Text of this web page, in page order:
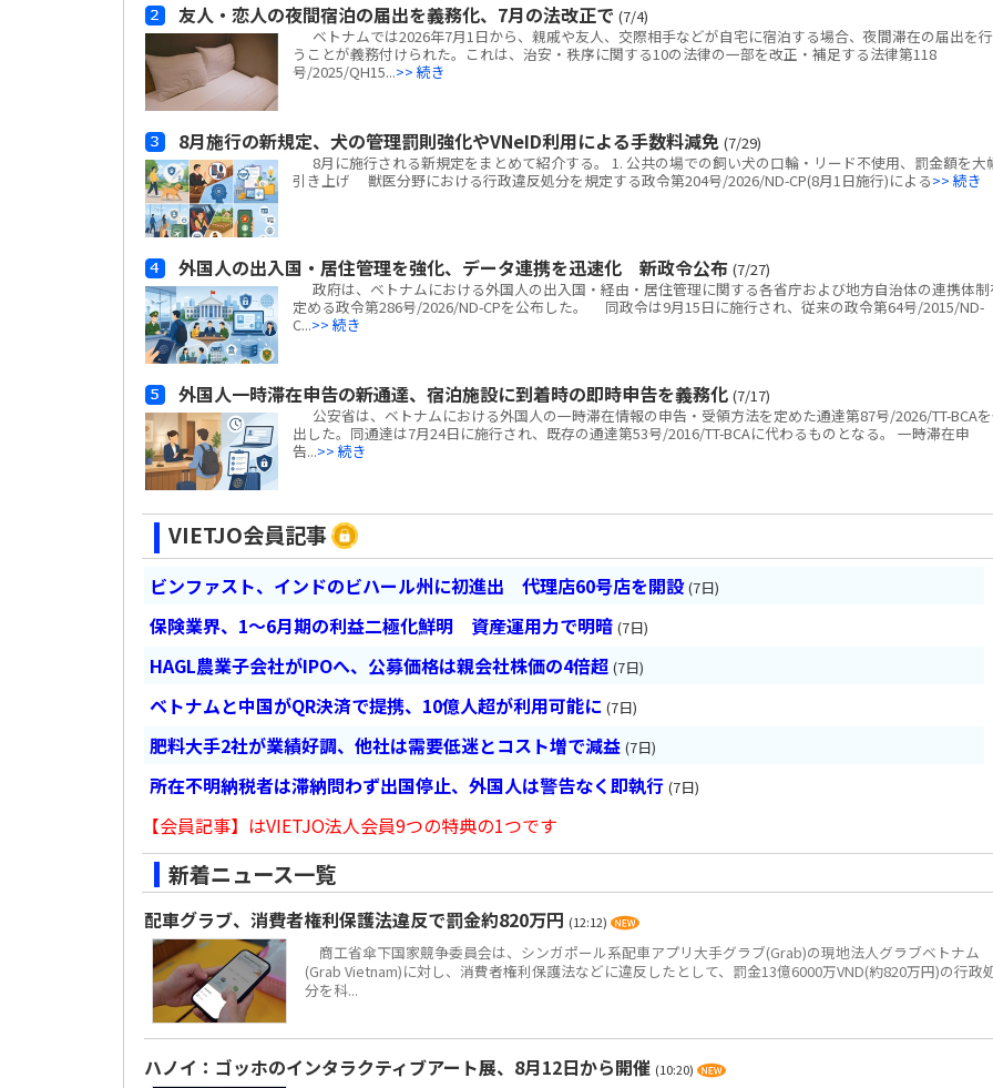
友人・恋人の夜間宿泊の届出を義務化、7月の法改正で (7/4)
ベトナムでは2026年7月1日から、親戚や友人、交際相手などが自宅に宿泊する場合、夜間滞在の届出を行
うことが義務付けられた。これは、治安・秩序に関する10の法律の一部を改正・補足する法律第118
号/2025/QH15...>> 続き
8月施行の新規定、犬の管理罰則強化やVNeID利用による手数料減免 (7/29)
8月に施行される新規定をまとめて紹介する。 1. 公共の場での飼い犬の口輪・リード不使用、罰金額を大
引き上げ 獣医分野における行政違反処分を規定する政令第204号/2026/ND-CP(8月1日施行)による>> 続き
外国人の出入国・居住管理を強化、データ連携を迅速化 新政令公布 (7/27)
政府は、ベトナムにおける外国人の出入国・経由・居住管理に関する各省庁および地方自治体の連携体制
定める政令第286号/2026/ND-CPを公布した。 同政令は9月15日に施行され、従来の政令第64号/2015/ND-
C...>> 続き
外国人一時滞在申告の新通達、宿泊施設に到着時の即時申告を義務化 (7/17)
公安省は、ベトナムにおける外国人の一時滞在情報の申告・受領方法を定めた通達第87号/2026/TT-BCA
出した。同通達は7月24日に施行され、既存の通達第53号/2016/TT-BCAに代わるものとなる。 一時滞在申
告...>> 続き
VIETJO会員記事
ビンファスト、インドのビハール州に初進出 代理店60号店を開設 (7日)
保険業界、1～6月期の利益二極化鮮明 資産運用力で明暗 (7日)
HAGL農業子会社がIPOへ、公募価格は親会社株価の4倍超 (7日)
ベトナムと中国がQR決済で提携、10億人超が利用可能に (7日)
肥料大手2社が業績好調、他社は需要低迷とコスト増で減益 (7日)
所在不明納税者は滞納問わず出国停止、外国人は警告なく即執行 (7日)
【会員記事】はVIETJO法人会員9つの特典の1つです
新着ニュース一覧
配車グラブ、消費者権利保護法違反で罰金約820万円 (12:12)
商工省傘下国家競争委員会は、シンガポール系配車アプリ大手グラブ(Grab)の現地法人グラブベトナム
(Grab Vietnam)に対し、消費者権利保護法などに違反したとして、罰金13億6000万VND(約820万円)の行政
分を科...
ハノイ：ゴッホのインタラクティブアート展、8月12日から開催 (10:20)